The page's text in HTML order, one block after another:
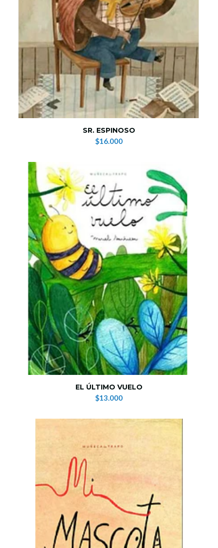
SR. ESPINOSO
$16.000
EL ÚLTIMO VUELO
$13.000